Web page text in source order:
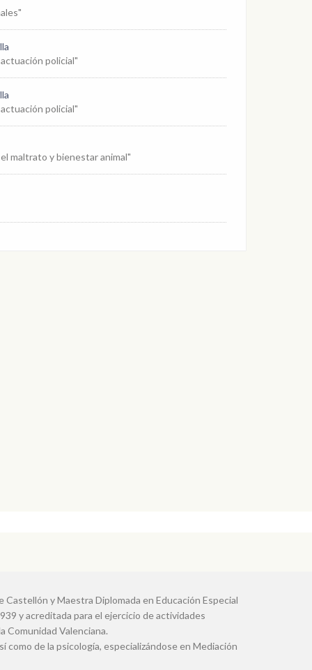
policial"
policial"
maltrato y bienestar animal"
Castellón y Maestra Diplomada en Educación Especial
y acreditada para el ejercicio de actividades
Comunidad Valenciana.
como de la psicología, especializándose en Mediación